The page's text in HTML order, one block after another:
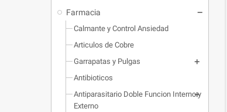
Farmacia
Calmante y Control Ansiedad
Articulos de Cobre
Garrapatas y Pulgas
Antibioticos
Antiparasitario Doble Funcion Interno y
Externo